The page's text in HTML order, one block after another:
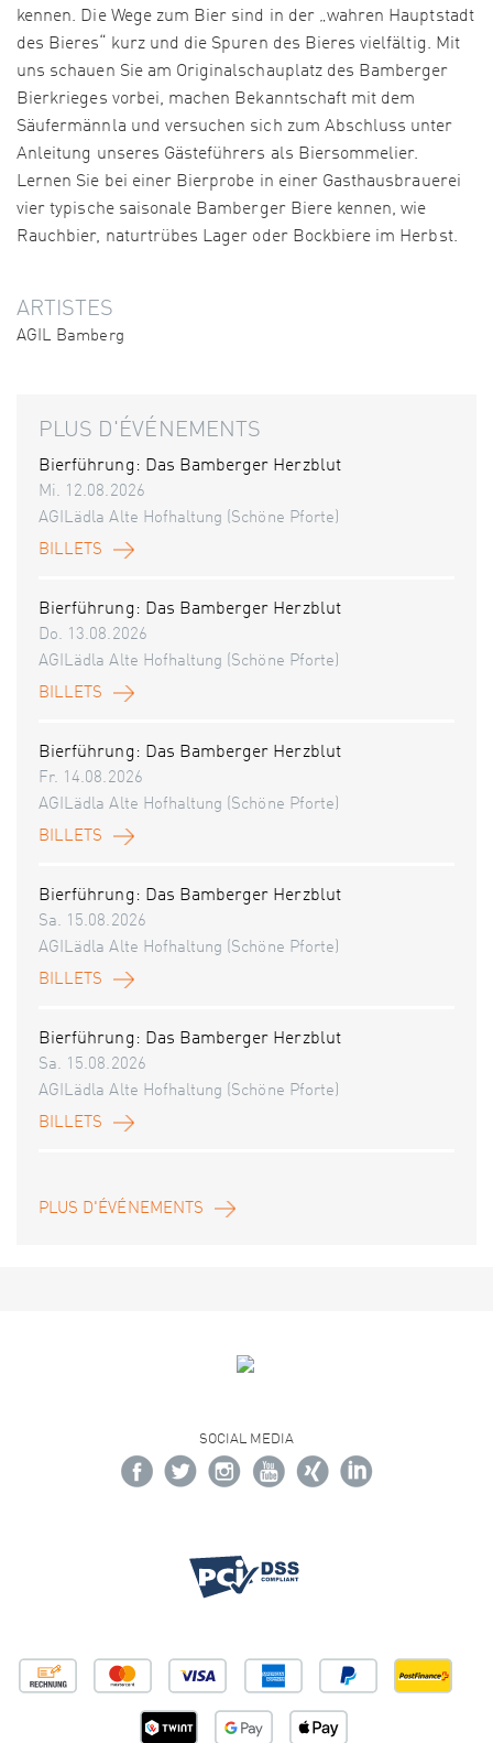
kennen. Die Wege zum Bier sind in der „wahren Hauptstadt
des Bieres“ kurz und die Spuren des Bieres vielfältig. Mit
uns schauen Sie am Originalschauplatz des Bamberger
Bierkrieges vorbei, machen Bekanntschaft mit dem
Säufermännla und versuchen sich zum Abschluss unter
Anleitung unseres Gästeführers als Biersommelier.
Lernen Sie bei einer Bierprobe in einer Gasthausbrauerei
vier typische saisonale Bamberger Biere kennen, wie
Rauchbier, naturtrübes Lager oder Bockbiere im Herbst.
ARTISTES
AGIL Bamberg
PLUS D'ÉVÉNEMENTS
Bierführung: Das Bamberger Herzblut
Mi. 12.08.2026
AGILädla Alte Hofhaltung (Schöne Pforte)
BILLETS
Bierführung: Das Bamberger Herzblut
Do. 13.08.2026
AGILädla Alte Hofhaltung (Schöne Pforte)
BILLETS
Bierführung: Das Bamberger Herzblut
Fr. 14.08.2026
AGILädla Alte Hofhaltung (Schöne Pforte)
BILLETS
Bierführung: Das Bamberger Herzblut
Sa. 15.08.2026
AGILädla Alte Hofhaltung (Schöne Pforte)
BILLETS
Bierführung: Das Bamberger Herzblut
Sa. 15.08.2026
AGILädla Alte Hofhaltung (Schöne Pforte)
BILLETS
PLUS D'ÉVÉNEMENTS
SOCIAL MEDIA